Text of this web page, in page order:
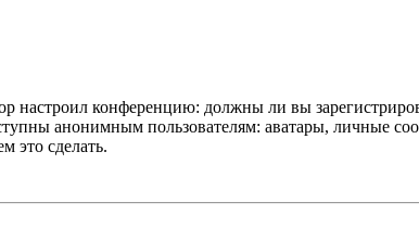
настроил конференцию: должны ли вы
анонимным пользователям: аватары, личные
это сделать.